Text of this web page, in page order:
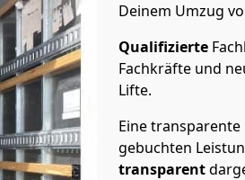
Deinem Umzug
Qualifizierte
Fachkräfte und
Lifte.
Eine
gebuchten
transparent